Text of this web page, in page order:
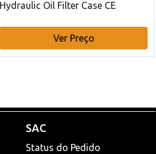
Hydraulic Oil Filter Case CE
Ver Preço
SAC
Status do Pedido